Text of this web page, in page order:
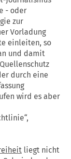
- oder
zur
Vorladung
einleiten, so
und damit
durch eine
wird es aber
liegt nicht